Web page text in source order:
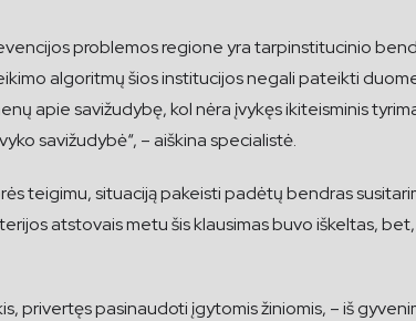
problemos regione yra tarpinstitucinio
algoritmų šios institucijos negali pateikti
apie savižudybę, kol nėra įvykęs ikiteisminis
savižudybė“, – aiškina specialistė.
teigimu, situaciją pakeisti padėtų bendras
atstovais metu šis klausimas buvo iškeltas,
privertęs pasinaudoti įgytomis žiniomis, – iš